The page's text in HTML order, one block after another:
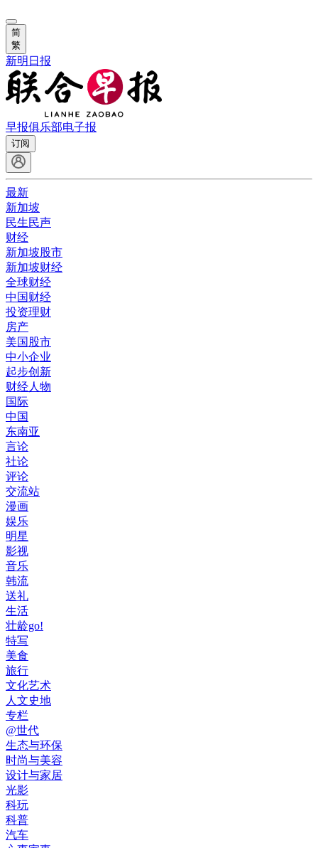
简
繁
新明日报
早报俱乐部电子报
订阅
最新
新加坡
民生民声
财经
新加坡股市
新加坡财经
全球财经
中国财经
投资理财
房产
美国股市
中小企业
起步创新
财经人物
国际
中国
东南亚
言论
社论
评论
交流站
漫画
娱乐
明星
影视
音乐
韩流
送礼
生活
壮龄go!
特写
美食
旅行
文化艺术
人文史地
专栏
@世代
生态与环保
时尚与美容
设计与家居
光影
科玩
科普
汽车